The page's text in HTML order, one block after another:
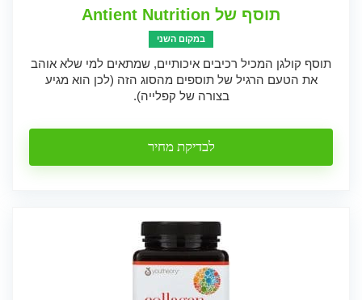
תוסף של Antient Nutrition
במקום השני
תוסף קולגן המכיל רכיבים איכותיים, שמתאים למי שלא אוהב
את הטעם הרגיל של תוספים מהסוג הזה (לכן הוא מגיע
בצורה של קפלייה).
לבדיקת מחיר